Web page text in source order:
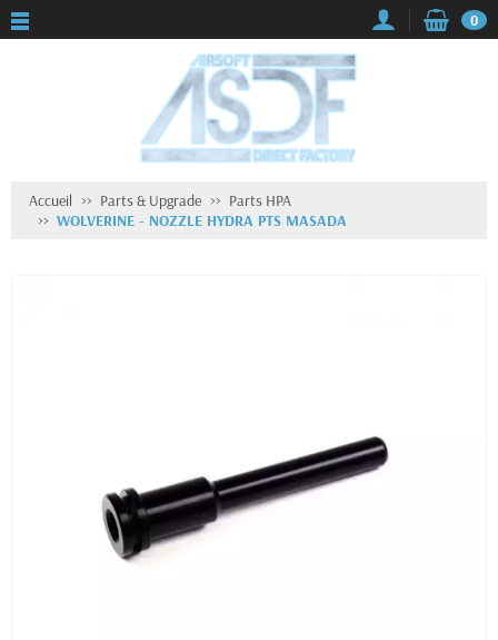
0
Accueil Parts & Upgrade
Parts HPA
WOLVERINE - NOZZLE HYDRA PTS MASADA